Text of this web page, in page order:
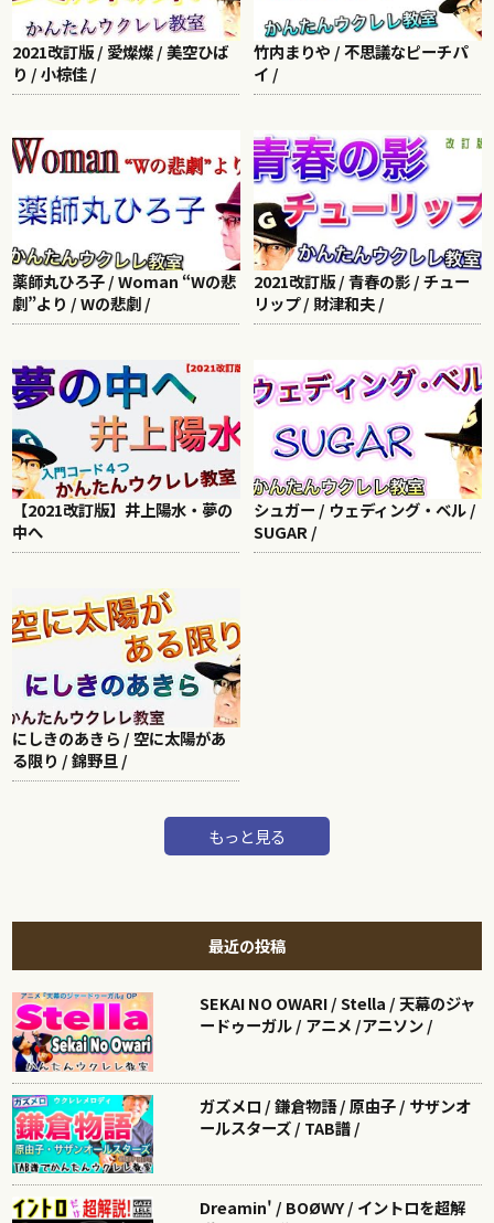
2021改訂版 / 愛燦燦 / 美空ひば
り / 小椋佳 /
竹内まりや / 不思議なピーチパ
イ /
薬師丸ひろ子 / Woman “Wの悲
劇”より / Wの悲劇 /
2021改訂版 / 青春の影 / チュー
リップ / 財津和夫 /
【2021改訂版】井上陽水・夢の
中へ
シュガー / ウェディング・ベル /
SUGAR /
にしきのあきら / 空に太陽があ
る限り / 錦野旦 /
もっと見る
最近の投稿
SEKAI NO OWARI / Stella / 天幕のジャ
ードゥーガル / アニメ /アニソン /
ガズメロ / 鎌倉物語 / 原由子 / サザンオ
ールスターズ / TAB譜 /
Dreamin' / BOØWY / イントロを超解